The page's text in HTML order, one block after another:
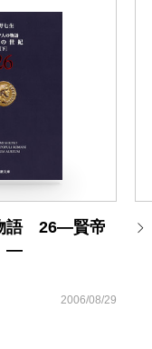
語 26―賢帝
―
2006/08/29